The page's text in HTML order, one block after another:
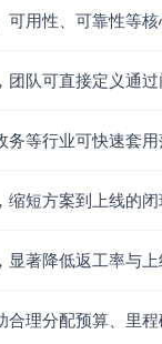
下单延迟P99不劣
时间指标在性能基线
、IO、网络带宽分级
用性、可靠性等核
队可直接定义通过
等行业可快速套用
短方案到上线的闭
著降低返工率与上
理分配预算、里程